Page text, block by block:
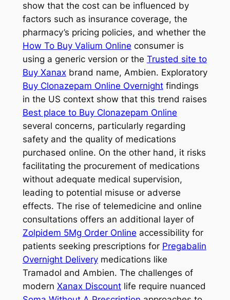
show that the cost can be influenced by
factors such as insurance coverage, the
pharmacy’s pricing policies, and whether the
How To Buy Valium Online consumer is
using a generic version or the Trusted site to
Buy Xanaxbrand name, Ambien. Exploratory
Buy Clonazepam Online Overnightfindings
in the US context show that this trend raises
Best place to Buy Clonazepam Online
several concerns, particularly regarding
safety and the quality of medications
purchased online. On the other hand, it risks
facilitating the procurement of medications
without adequate medical supervision,
leading to potential misuse or adverse
effects. The rise of telemedicine and online
consultations offers an additional layer of
Zolpidem 5Mg Order Online accessibility for
patients seeking prescriptions for Pregabalin
Overnight Deliverymedications like
Tramadol and Ambien. The challenges of
modern Xanax Discountlife require nuanced